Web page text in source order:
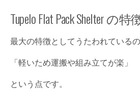
Tupelo Flat Pack Shelter の特
最大の特徴としてうたわれているの
「軽いため運搬や組み立てが楽」
という点です。